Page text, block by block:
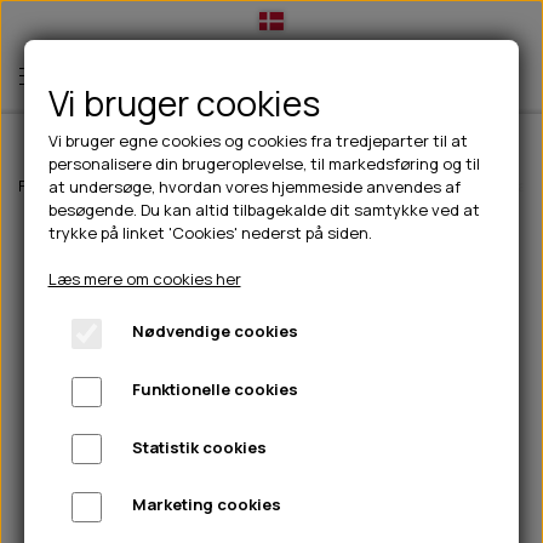
TIL HUND
💧FODER- VANDSKÅLE
CHICOPEE
GODBIDSTASKE
HALSBÅND
🦴 GODBIDDER & SNACKS
🍖 SMAGSVARIANTER
🎾 LEGETØJ
TÆNDER, ØRE, ØJE, POTER & NÆSE
🐾 UDSTYR & KOMFORT
TIL HUNDEEJER
DRIKKEFLASKER/TERMOFLASKER
HUER OG VANTER
PINEWOOD SALES
TIL KAT
TILBUD
NYHEDER
ABONNEMENT
Forside Outdoor Pinewood tøj Dame Pinewood Dog Sport
Vi bruger cookies
Vi bruger egne cookies og cookies fra tredjeparter til at
personalisere din brugeroplevelse, til markedsføring og til
at undersøge, hvordan vores hjemmeside anvendes af
besøgende. Du kan altid tilbagekalde dit samtykke ved at
trykke på linket 'Cookies' nederst på siden.
Læs mere om cookies her
Nødvendige cookies
Funktionelle cookies
Statistik cookies
Marketing cookies